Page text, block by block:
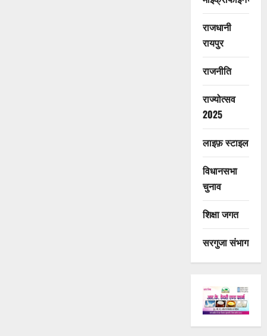
राजधानी
रायपुर
राजनीति
राज्योत्सव
2025
लाइफ़ स्टाइल
विधानसभा
चुनाव
शिक्षा जगत
सरगुजा संभाग